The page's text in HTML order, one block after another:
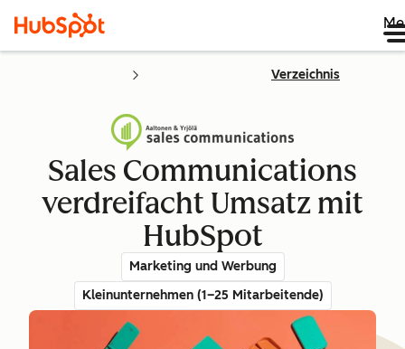
Verzeichnis
Sales Communications
verdreifacht Umsatz mit
HubSpot
Marketing und Werbung
Kleinunternehmen (1–25 Mitarbeitende)